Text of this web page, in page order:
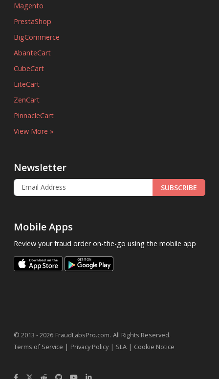
Magento
PrestaShop
BigCommerce
AbanteCart
CubeCart
LiteCart
ZenCart
PinnacleCart
View More »
Newsletter
SUBSCRIBE
Mobile Apps
Review your fraud order on-the-go using the mobile app
© 2013 - 2026 FraudLabsPro.com. All Rights Reserved.
Terms of Service | Privacy Policy| SLA | Cookie Notice